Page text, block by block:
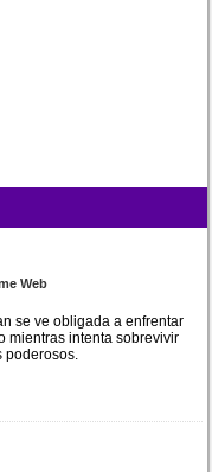
Web
se ve obligada a enfrentar
mientras intenta sobrevivir
poderosos.